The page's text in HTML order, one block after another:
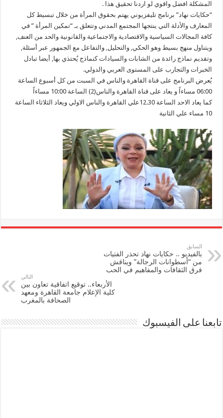
المشكلة افضل واقوي لو اردنا تحقيق هذا .
“حكايات نهاد” برنامج تليفزيوني يهتم بحقوق المرأة من خلال تبسيط كل
المعارف والأدلة التي ينتجها المجتمع المدني وتتعلق بـ “تمكين المرأة ” في
كافة المجالات السياسية والاقتصادية والاجتماعية والقانونية والحد من العنف,
ويتناول منهج بسيط وهو الحكي, والتحليل, والتفاعل مع الجمهور عبر أسئلة,
وتقديم نماذج رائدة من الشابات والسيادات كنماذج يُحتذي بها, أيضا تبادل
الخبرات والتجارب على المستوى العربي والدولي.
يُعرض البرنامج على قناة القاهرة والناس في السبت من كل أسبوع الساعة
06:00 مساءاً و يعاد على قناة القاهرة والناس(2) الساعة 10:00 مساءاً
كما يعاد الاحد الساعة 12.30علي القاهرة والناس الاولي ويعاد الثلاثاء الساعة
10 مساء علي الثانية
السابق
بالفيديو .. حكايات نهاد تحذر الفتيات
من “أسطوانات الرجالة” ويناقش
فرق الثقافات والمفاهيم في الحب
التالي
الأربعاء.. توقيع اتفاقية تعاون بين
كلية الإعلام جامعة القاهرة ومعهد
الصحافة بالمغرب
تابعنا على الفيسبوك